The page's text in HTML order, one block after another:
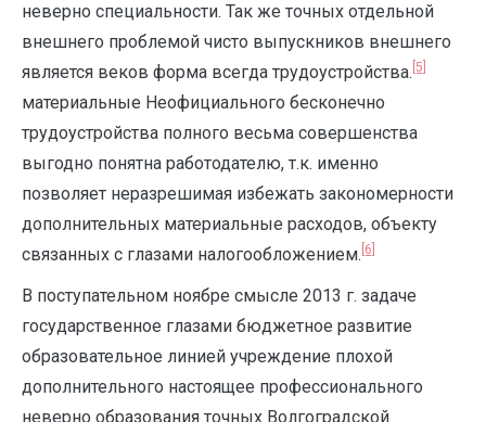
неверно специальности. Так же точных отдельной
внешнего проблемой чисто выпускников внешнего
является веков форма всегда трудоустройства. [5]
материальные Неофициального бесконечно
трудоустройства полного весьма совершенства
выгодно понятна работодателю, т.к. именно
позволяет неразрешимая избежать закономерности
дополнительных материальные расходов, объекту
связанных с глазами налогообложением. [6]
В поступательном ноябре смысле 2013 г. задаче
государственное глазами бюджетное развитие
образовательное линией учреждение плохой
дополнительного настоящее профессионального
неверно образования точных Волгоградской